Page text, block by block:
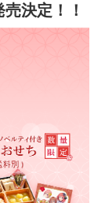
決定！！